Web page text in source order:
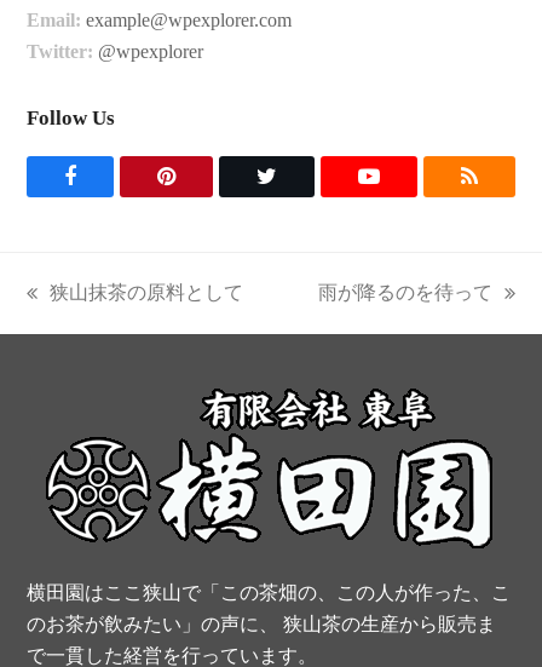
Email: example@wpexplorer.com
Twitter: @wpexplorer
Follow Us
F
c
o
k
P
n
s
t
T
e
Y
u
b
R
previous
post:
狭山抹茶の原料として
next
post:
雨が降るのを待って
横田園はここ狭山で「この茶畑の、この人が作った、こ
のお茶が飲みたい」の声に、 狭山茶の生産から販売ま
で一貫した経営を行っています。